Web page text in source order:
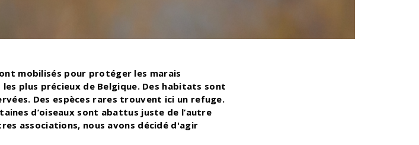
mobilisés pour protéger les marais
les plus précieux de Belgique. Des habitats sont
Des espèces rares trouvent ici un refuge.
d’oiseaux sont abattus juste de l’autre
associations, nous avons décidé d'agir